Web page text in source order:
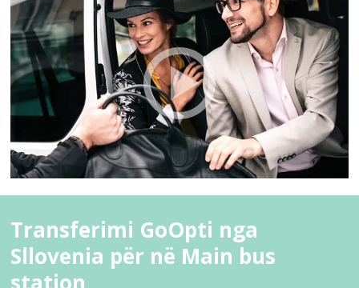
Transferimi GoOpti nga
Sllovenia për në Main bus